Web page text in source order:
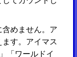
めません。ア
す。アイマス
「ワールドイ